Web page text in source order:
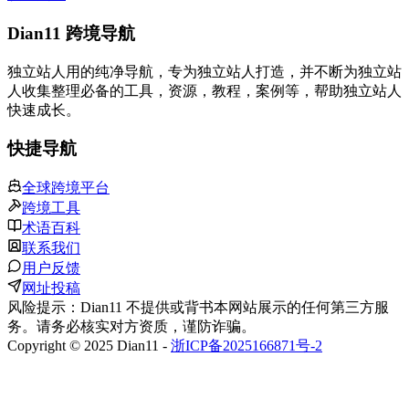
Dian11 跨境导航
独立站人用的纯净导航，专为独立站人打造，并不断为独立站
人收集整理必备的工具，资源，教程，案例等，帮助独立站人
快速成长。
快捷导航
全球跨境平台
跨境工具
术语百科
联系我们
用户反馈
网址投稿
风险提示：Dian11 不提供或背书本网站展示的任何第三方服
务。请务必核实对方资质，谨防诈骗。
Copyright © 2025 Dian11 - 浙ICP备2025166871号-2